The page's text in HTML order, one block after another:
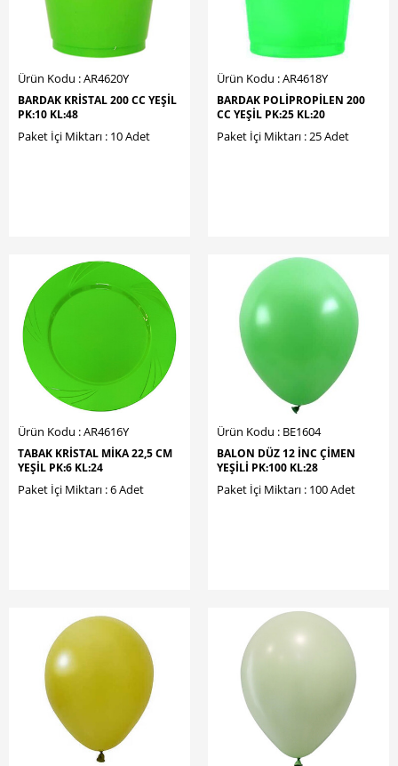
Ürün Kodu : AR4620Y
BARDAK KRİSTAL 200 CC YEŞİL
PK:10 KL:48
Paket İçi Miktarı : 10 Adet
Ürün Kodu : AR4618Y
BARDAK POLİPROPİLEN 200
CC YEŞİL PK:25 KL:20
Paket İçi Miktarı : 25 Adet
Ürün Kodu : AR4616Y
TABAK KRİSTAL MİKA 22,5 CM
YEŞİL PK:6 KL:24
Paket İçi Miktarı : 6 Adet
Ürün Kodu : BE1604
BALON DÜZ 12 İNC ÇİMEN
YEŞİLİ PK:100 KL:28
Paket İçi Miktarı : 100 Adet